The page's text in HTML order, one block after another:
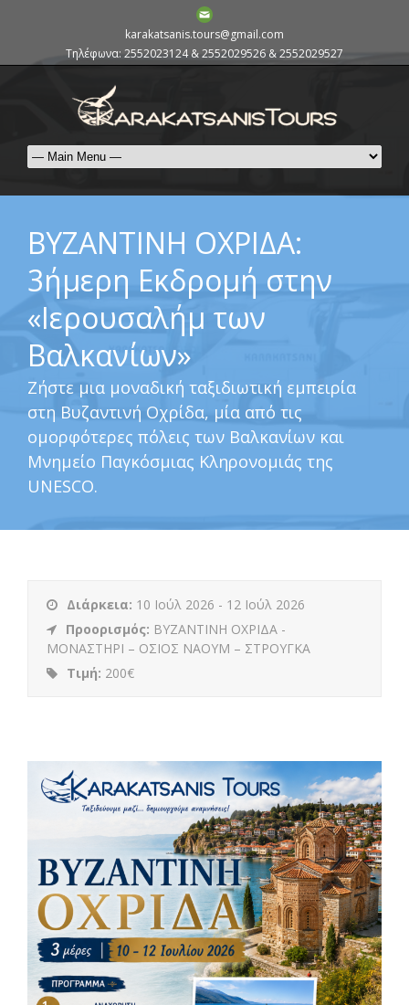
karakatsanis.tours@gmail.com
Τηλέφωνα: 2552023124 & 2552029526 & 2552029527
ΒΥΖΑΝΤΙΝΗ ΟΧΡΙΔΑ:
3ήμερη Εκδρομή στην
«Ιερουσαλήμ των
Βαλκανίων»
Ζήστε μια μοναδική ταξιδιωτική εμπειρία
στη Βυζαντινή Οχρίδα, μία από τις
ομορφότερες πόλεις των Βαλκανίων και
Μνημείο Παγκόσμιας Κληρονομιάς της
UNESCO.
Διάρκεια: 10 Ιούλ 2026 - 12 Ιούλ 2026
Προορισμός: ΒΥΖΑΝΤΙΝΗ ΟΧΡΙΔΑ -
ΜΟΝΑΣΤΗΡΙ – ΟΣΙΟΣ ΝΑΟΥΜ – ΣΤΡΟΥΓΚΑ
Τιμή: 200€